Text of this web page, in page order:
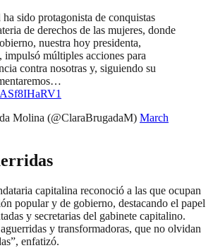
sido protagonista de conquistas
de derechos de las mujeres, donde
nuestra hoy presidenta,
, impulsó múltiples acciones para
contra nosotras y, siguiendo su
Molina (@ClaraBrugadaM) March
capitalina reconoció a las que ocupan
popular y de gobierno, destacando el papel
y secretarias del gabinete capitalino.
y transformadoras, que no olvidan
enfatizó.